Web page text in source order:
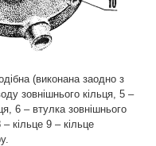
(виконана заодно з
зовнішнього кільця, 5 –
6 – втулка зовнішнього
кільце 9 – кільце